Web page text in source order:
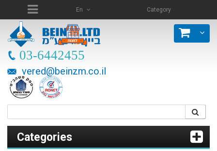
En Category
03-6442455
vered@beinzm.co.il
Categories